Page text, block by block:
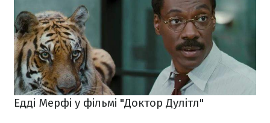
Едді Мерфі у фільмі "Доктор Дулітл"